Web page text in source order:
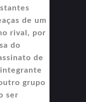
de um
rival, por
do
de
grupo
ser